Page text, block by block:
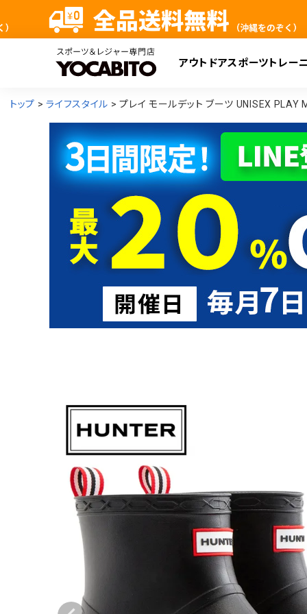
アウトドアスポーツ トレー
検
トップ ライフスタイル プレイ モールデット ブーツ UNISEX PLAY